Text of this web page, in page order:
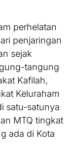
perhelatan
penjaringan
sejak
tangung
Kafilah,
Keluraham
satu-satunya
MTQ tingkat
ada di Kota